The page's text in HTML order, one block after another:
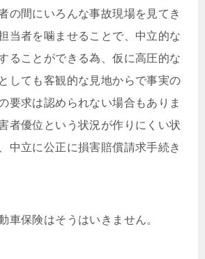
の間にいろんな事故現場を見てき
当者を噛ませることで、中立的な
ることができる為、仮に高圧的な
しても客観的な見地からで事実の
要求は認められない場合もありま
者優位という状況が作りにくい状
中立に公正に損害賠償請求手続き
車保険はそうはいきません。